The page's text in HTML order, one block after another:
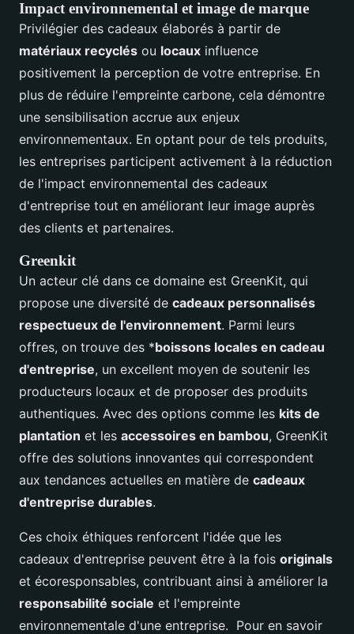
Impact environnemental et image de marque
Privilégier des cadeaux élaborés à partir de
matériaux recyclés ou locaux influence
positivement la perception de votre entreprise. En
plus de réduire l'empreinte carbone, cela démontre
une sensibilisation accrue aux enjeux
environnementaux. En optant pour de tels produits,
les entreprises participent activement à la réduction
de l'impact environnemental des cadeaux
d'entreprise tout en améliorant leur image auprès
des clients et partenaires.
Greenkit
Un acteur clé dans ce domaine est GreenKit, qui
propose une diversité de cadeaux personnalisés
respectueux de l'environnement. Parmi leurs
offres, on trouve des *boissons locales en cadeau
d'entreprise, un excellent moyen de soutenir les
producteurs locaux et de proposer des produits
authentiques. Avec des options comme les kits de
plantation et les accessoires en bambou, GreenKit
offre des solutions innovantes qui correspondent
aux tendances actuelles en matière de cadeaux
d'entreprise durables.
Ces choix éthiques renforcent l'idée que les
cadeaux d'entreprise peuvent être à la fois originals
et écoresponsables, contribuant ainsi à améliorer la
responsabilité sociale et l'empreinte
environnementale d'une entreprise. Pour en savoir